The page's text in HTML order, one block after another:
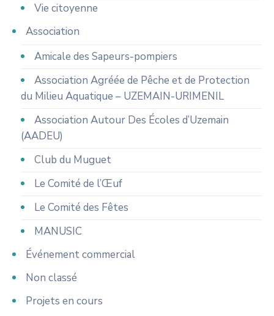
Vie citoyenne
Association
Amicale des Sapeurs-pompiers
Association Agréée de Pêche et de Protection
du Milieu Aquatique – UZEMAIN-URIMENIL
Association Autour Des Écoles d’Uzemain
(AADEU)
Club du Muguet
Le Comité de l’Œuf
Le Comité des Fêtes
MANUSIC
Événement commercial
Non classé
Projets en cours